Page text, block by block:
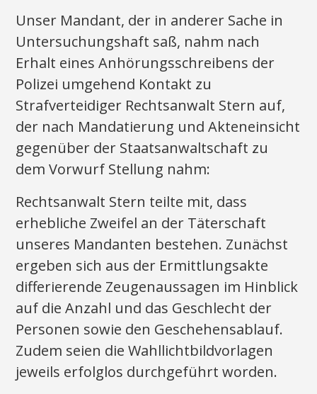
Unser Mandant, der in anderer Sache in
Untersuchungshaft saß, nahm nach
Erhalt eines Anhörungsschreibens der
Polizei umgehend Kontakt zu
Strafverteidiger Rechtsanwalt Stern auf,
der nach Mandatierung und Akteneinsicht
gegenüber der Staatsanwaltschaft zu
dem Vorwurf Stellung nahm:
Rechtsanwalt Stern teilte mit, dass
erhebliche Zweifel an der Täterschaft
unseres Mandanten bestehen. Zunächst
ergeben sich aus der Ermittlungsakte
differierende Zeugenaussagen im Hinblick
auf die Anzahl und das Geschlecht der
Personen sowie den Geschehensablauf.
Zudem seien die Wahllichtbildvorlagen
jeweils erfolglos durchgeführt worden.